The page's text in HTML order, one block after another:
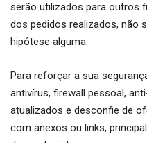
serão utilizados para outros
dos pedidos realizados, não
hipótese alguma.
Para reforçar a sua
antivírus, firewall pessoal,
atualizados e desconfie de
com anexos ou links,